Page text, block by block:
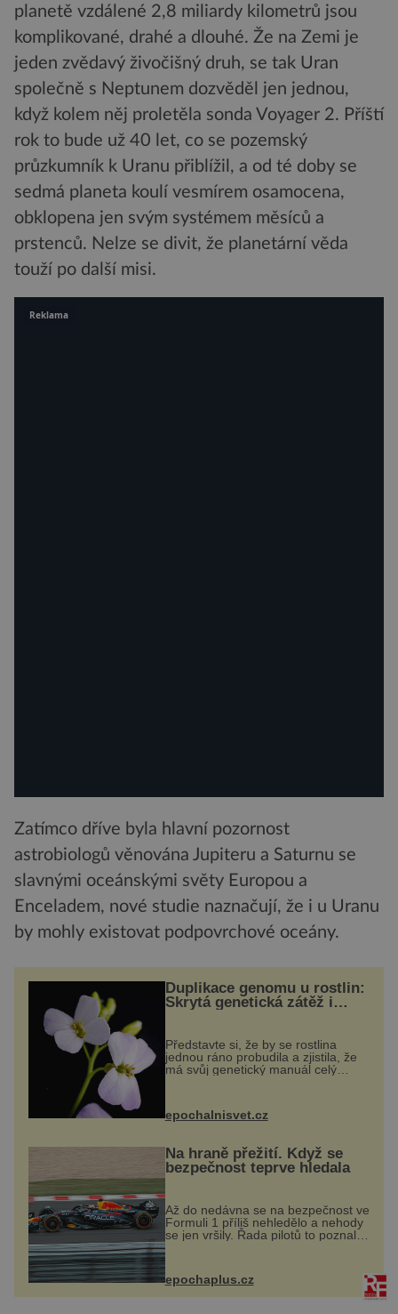
planetě vzdálené 2,8 miliardy kilometrů jsou
komplikované, drahé a dlouhé. Že na Zemi je
jeden zvědavý živočišný druh, se tak Uran
společně s Neptunem dozvěděl jen jednou,
když kolem něj proletěla sonda Voyager 2. Příští
rok to bude už 40 let, co se pozemský
průzkumník k Uranu přiblížil, a od té doby se
sedmá planeta koulí vesmírem osamocena,
obklopena jen svým systémem měsíců a
prstenců. Nelze se divit, že planetární věda
touží po další misi.
Zatímco dříve byla hlavní pozornost
astrobiologů věnována Jupiteru a Saturnu se
slavnými oceánskými světy Europou a
Enceladem, nové studie naznačují, že i u Uranu
by mohly existovat podpovrchové oceány.
Duplikace genomu u rostlin:
Skrytá genetická zátěž i
Představte si, že by se rostlina
jednou ráno probudila a zjistila, že
má svůj genetický manuál celý
výzkumu to může být pro druhy
vstupenka...
epochalnisvet.cz
Na hraně přežití. Když se
bezpečnost teprve hledala
Až do nedávna se na bezpečnost ve
Formuli 1 příliš nehledělo a nehody
se jen vršily. Řada pilotů to poznala
na vlastní kůži, často s trvalými
následky nebo bohužel i ztrátou
života. Dnes nepochopiteln...
epochaplus.cz
Reklama